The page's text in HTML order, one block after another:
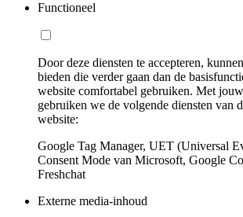
Functioneel
Door deze diensten te accepteren,
bieden die verder gaan dan de
website comfortabel gebruiken. Met
gebruiken we de volgende diensten van
website:
Google Tag Manager, UET (Universal
Consent Mode van Microsoft, Google
Freshchat
Externe media-inhoud